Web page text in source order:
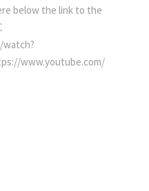
below the link to the
www.youtube.com/